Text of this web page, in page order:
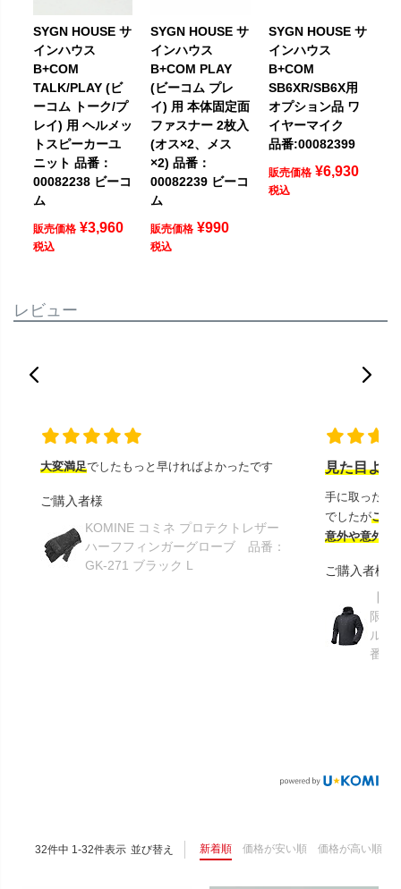
SYGN HOUSE サ
インハウス
B+COM
TALK/PLAY (ビ
ーコム トーク/プ
レイ) 用 ヘルメッ
トスピーカーユ
ニット 品番：
00082238 ビーコ
ム
販売価格 ¥3,960
税込
SYGN HOUSE サ
インハウス
B+COM PLAY
(ビーコム プレ
イ) 用 本体固定面
ファスナー 2枚入
(オス×2、メス
×2) 品番：
00082239 ビーコ
ム
販売価格 ¥990
税込
SYGN HOUSE サ
インハウス
B+COM
SB6XR/SB6X用
オプション品 ワ
イヤーマイク
品番:00082399
販売価格 ¥6,930
税込
レビュー
大変満足でしたもっと早ければよかったです
ご購入者様
KOMINE コミネ プロテクトレザー
ハーフフィンガーグローブ 品番：
GK-271 ブラック L
見た目より
手に取ったと
でしたがこの
意外や意外ス
ご購入者様
限り
ルメ
番：
並び替え 新着順 価格が安い順 価格が高い順
32件中 1-32件表示